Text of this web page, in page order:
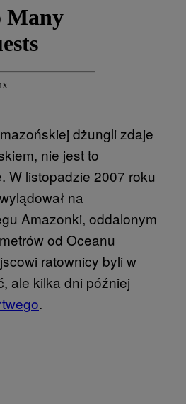
dżungli zdaje
nie jest to
W listopadzie 2007 roku
na
Amazonki, oddalonym
od Oceanu
ratownicy byli w
ale kilka dni później
.